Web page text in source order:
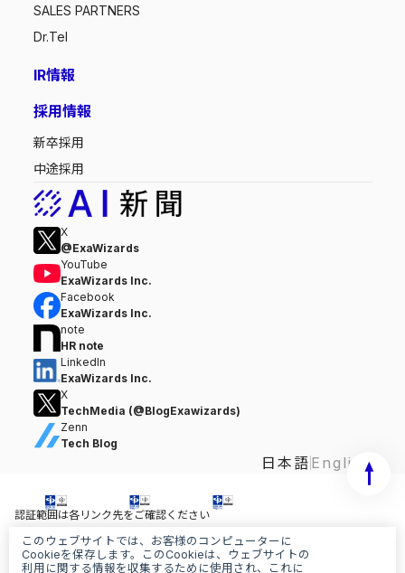
このウェブサイトでは、お客様のコンピューターに
Cookieを保存します。このCookieは、ウェブサイトの
利用に関する情報を収集するために使用され、これに
SALES PARTNERS
Dr.Tel
IR情報
採用情報
新卒採用
中途採用
X
@ExaWizards
YouTube
ExaWizards Inc.
Facebook
ExaWizards Inc.
note
HR note
LinkedIn
ExaWizards Inc.
X
TechMedia (@BlogExawizards)
Zenn
Tech Blog
日本語 English
認証範囲は各リンク先をご確認ください
情報セキュリティ基本方針
個人情報保護基本方針